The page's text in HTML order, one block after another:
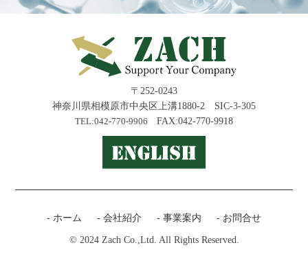
〒252-0243
神奈川県相模原市中央区上溝1880-2 SIC-3-305
TEL:042-770-9906 FAX:042-770-9918
- ホーム - 会社紹介 - 事業案内 - お問合せ
© 2024 Zach Co.,Ltd. All Rights Reserved.